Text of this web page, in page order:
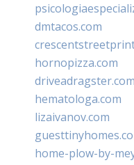
dmtacos.com
hornopizza.com
driveadragster.com
hematologa.com
lizaivanov.com
home-plow-by-